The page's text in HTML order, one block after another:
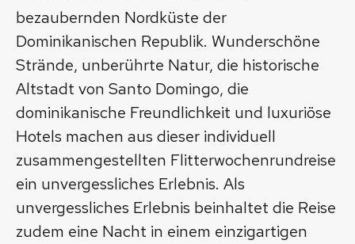
bezaubernden Nordküste der
Dominikanischen Republik. Wunderschöne
Strände, unberührte Natur, die historische
Altstadt von Santo Domingo, die
dominikanische Freundlichkeit und luxuriöse
Hotels machen aus dieser individuell
zusammengestellten Flitterwochenrundreise
ein unvergessliches Erlebnis. Als
unvergessliches Erlebnis beinhaltet die Reise
zudem eine Nacht in einem einzigartigen